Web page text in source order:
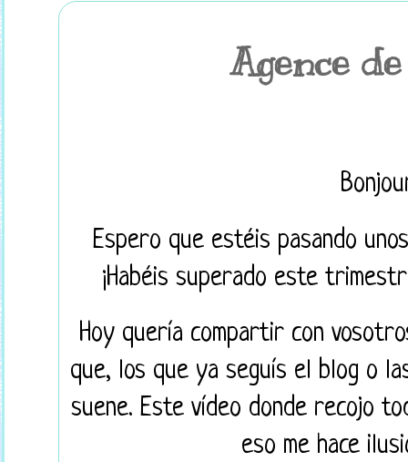
Agence
Espero que estéis pasando
¡Habéis superado este
Hoy quería compartir con
que, los que ya seguís el blog o
suene. Este vídeo donde recojo
eso me hace